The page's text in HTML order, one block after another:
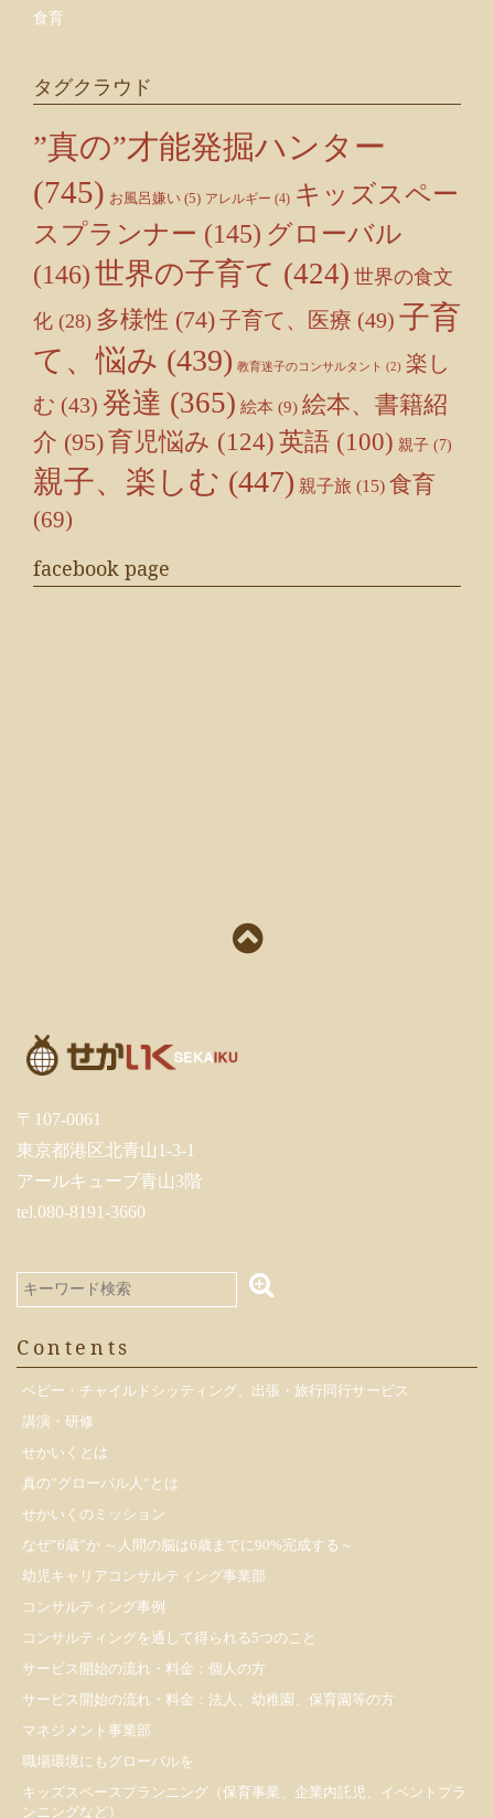
食育
タグクラウド
”真の”才能発掘ハンター
(745) お風呂嫌い (5) アレルギー (4) キッズスペー
スプランナー (145) グローバル
(146)世界の子育て (424) 世界の食文
化 (28) 多様性 (74)子育て、医療 (49) 子育
て、悩み (439) 教育迷子のコンサルタント (2) 楽し
む (43) 発達 (365) 絵本 (9) 絵本、書籍紹
介 (95)育児悩み (124) 英語 (100) 親子 (7)
親子、楽しむ (447) 親子旅 (15) 食育
(69)
facebook page
〒107-0061
東京都港区北青山1-3-1
アールキューブ青山3階
tel.080-8191-3660
Contents
ベビー・チャイルドシッティング、出張・旅行同行サービス
講演・研修
せかいくとは
真の”グローバル人”とは
せかいくのミッション
なぜ”6歳”か ～人間の脳は6歳までに90%完成する～
幼児キャリアコンサルティング事業部
コンサルティング事例
コンサルティングを通して得られる5つのこと
サービス開始の流れ・料金：個人の方
サービス開始の流れ・料金：法人、幼稚園、保育園等の方
マネジメント事業部
職場環境にもグローバルを
キッズスペースプランニング（保育事業、企業内託児、イベントプラ
ンニングなど）